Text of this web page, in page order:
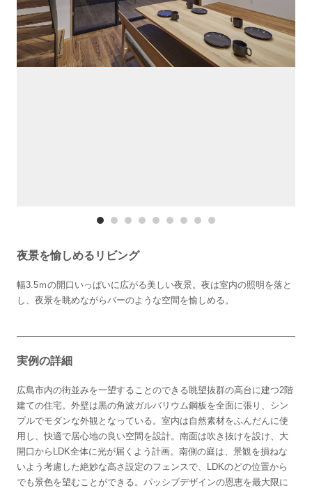
夜景を愉しめるリビング
幅3.5ｍの開口いっぱいに広がる美しい夜景。夜は室内の照明を落と
し、夜景を眺めながらバーのような空間を愉しめる。
実例の詳細
広島市内の街並みを一望することのできる眺望抜群の高台に建つ2階
建ての住宅。外壁は黒の角波ガルバリウム鋼板を全面に張り、シン
プルでモダンな外観となっている。室内は自然素材をふんだんに使
用し、快適で居心地の良い空間を設計。南面は吹き抜けを設け、大
開口からLDK全体に光が届くよう計画。南側の庭は、景観を損ねな
いよう考慮した絶妙な高さ設定のフェンスで、LDKのどの位置から
でも景色を望むことができる。パッシブデザインの恩恵を最大限に